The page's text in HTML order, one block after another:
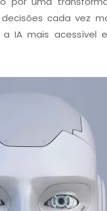
cada vez
IA mais acessível